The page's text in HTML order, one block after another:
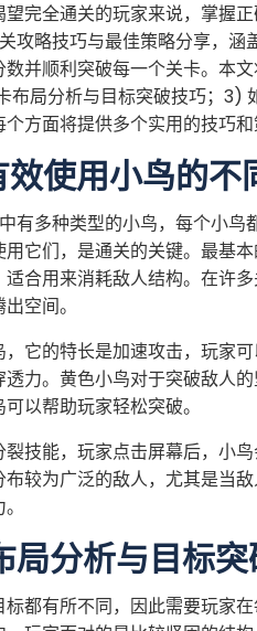
完全通关的玩家来说，掌握
攻略技巧与最佳策略分享，
并顺利突破每一个关卡。本
布局分析与目标突破技巧；3)
方面将提供多个实用的技巧
效使用小鸟的不
有多种类型的小鸟，每个小
它们，是通关的关键。最基
合用来消耗敌人结构。在许
空间。
它的特长是加速攻击，玩家
力。黄色小鸟对于突破敌人
以帮助玩家轻松突破。
技能，玩家点击屏幕后，小
较为广泛的敌人，尤其是当
局分析与目标
都有所不同，因此需要玩家